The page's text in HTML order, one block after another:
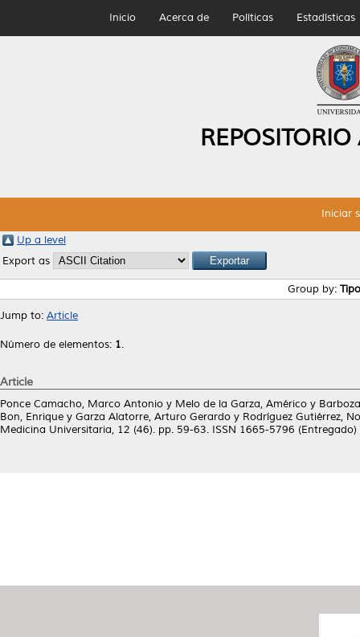
Inicio Acerca de Políticas Estadísticas
Iniciar
Up a level
Export as
Group by:
Jump to: Article
Número de elementos: 1.
Article
Ponce Camacho, Marco Antonio y Melo de la Garza, Américo y
Bon, Enrique y Garza Alatorre, Arturo Gerardo y Rodríguez Gutiérrez,
Medicina Universitaria, 12 (46). pp. 59-63. ISSN 1665-5796 (Entregado)